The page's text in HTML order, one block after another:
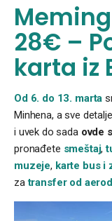
28€ –
karta iz
Od 6. do 13. marta
Minhena, a sve
i uvek do sada ovde
pronađete smeštaj,
muzeje, karte bus i
zatransfer od